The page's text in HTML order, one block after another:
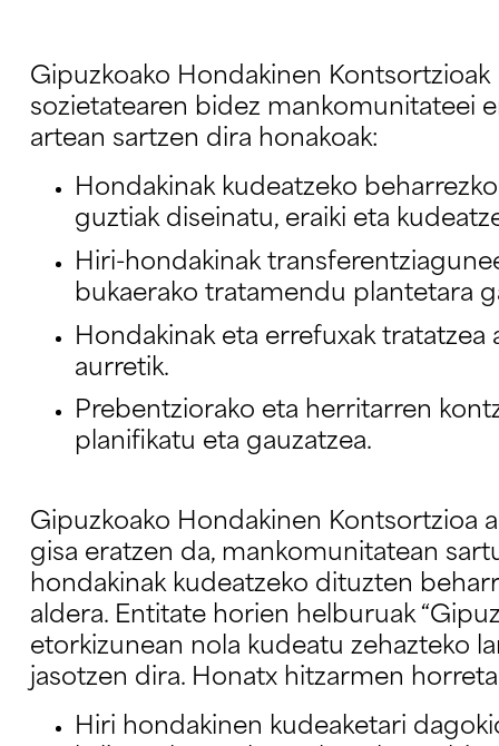
Gipuzkoako Hondakinen
sozietatearen bidez mankomunitateei
artean sartzen dira honakoak:
Hondakinak kudeatzeko
guztiak diseinatu, eraiki eta
Hiri-hondakinak
bukaerako tratamendu plantetara
Hondakinak eta errefuxak
aurretik.
Prebentziorako eta herritarren
planifikatu eta gauzatzea.
Gipuzkoako Hondakinen Kontsortzioa
gisa eratzen da, mankomunitatean
hondakinak kudeatzeko dituzten
aldera. Entitate horien helburuak
etorkizunean nola kudeatu zehazteko
jasotzen dira. Honatx hitzarmen
Hiri hondakinen kudeaketari